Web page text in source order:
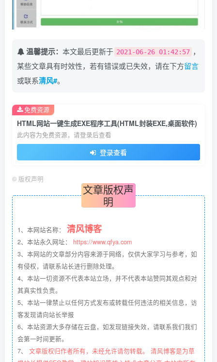
温馨提示： 本文最后更新于 2021-06-26 01:42:57 ，
某些文章具有时效性，若有错误或已失效，请在下方留言
或联系清风#。
HTML网站一键生成EXE程序工具(HTML封装EXE,桌面软件)
此内容为免费资源，请登录后查看
登录查看
免费资源
© 版权声明
文章版权声
明
1、本网站名称： 清风博客
2、本站永久网址： https://www.qfya.com
3、本网站的文章部分内容来源于网络，仅供大家学习与参考，如
有侵权，请联系站长进行删除处理。
4、本站一切资源不代表本站立场，并不代表本站赞同其观点和对
其真实性负责。
5、本站一律禁止以任何方式发布或转载任何违法的相关信息，访
客发现请向站长举报
6、本站资源大多存储在云盘，如发现链接失效，请联系我们我们
会第一时间更新。
7、 文章版权归作者所有，未经允许请勿转载。 清风博客是为草